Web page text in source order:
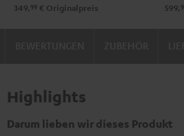
349, 99 € Originalpreis 599,
Highlights
Darum lieben wir dieses Produkt